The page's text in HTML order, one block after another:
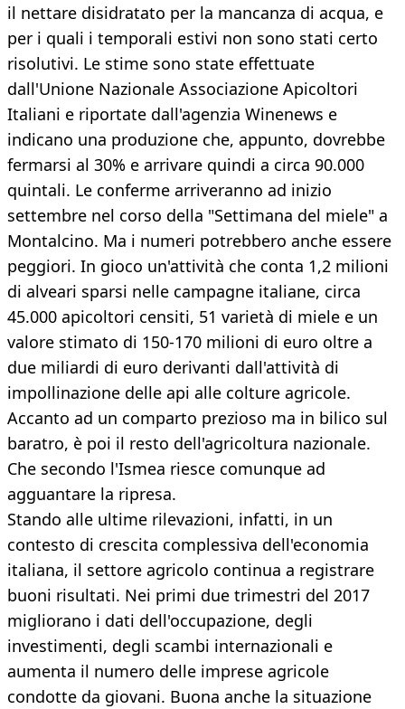
il nettare disidratato per la mancanza di acqua, e
per i quali i temporali estivi non sono stati certo
risolutivi. Le stime sono state effettuate
dall'Unione Nazionale Associazione Apicoltori
Italiani e riportate dall'agenzia Winenews e
indicano una produzione che, appunto, dovrebbe
fermarsi al 30% e arrivare quindi a circa 90.000
quintali. Le conferme arriveranno ad inizio
settembre nel corso della "Settimana del miele" a
Montalcino. Ma i numeri potrebbero anche essere
peggiori. In gioco un'attività che conta 1,2 milioni
di alveari sparsi nelle campagne italiane, circa
45.000 apicoltori censiti, 51 varietà di miele e un
valore stimato di 150-170 milioni di euro oltre a
due miliardi di euro derivanti dall'attività di
impollinazione delle api alle colture agricole.
Accanto ad un comparto prezioso ma in bilico sul
baratro, è poi il resto dell'agricoltura nazionale.
Che secondo l'Ismea riesce comunque ad
agguantare la ripresa.
Stando alle ultime rilevazioni, infatti, in un
contesto di crescita complessiva dell'economia
italiana, il settore agricolo continua a registrare
buoni risultati. Nei primi due trimestri del 2017
migliorano i dati dell'occupazione, degli
investimenti, degli scambi internazionali e
aumenta il numero delle imprese agricole
condotte da giovani. Buona anche la situazione